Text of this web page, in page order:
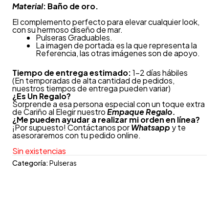
Material: Baño de oro.
El complemento perfecto para elevar cualquier look,
con su hermoso diseño de mar.
Pulseras Graduables.
La imagen de portada es la que representa la
Referencia, las otras imágenes son de apoyo.
Tiempo de entrega estimado:1-2 días hábiles
(En temporadas de alta cantidad de pedidos,
nuestros tiempos de entrega pueden variar)
¿Es Un Regalo?
Sorprende a esa persona especial con un toque extra
de Cariño al Elegir nuestroEmpaque Regalo.
¿Me pueden ayudar a realizar mi orden en línea?
¡Por supuesto! Contáctanos porWhatsapp y te
asesoraremos con tu pedido online.
Sin existencias
Categoría:Pulseras